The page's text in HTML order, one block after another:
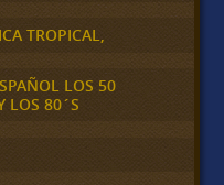
TROPICAL,
LOS 50
LOS 80´S